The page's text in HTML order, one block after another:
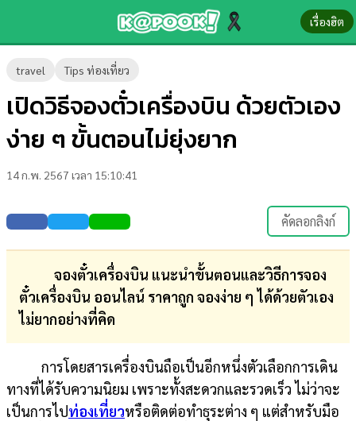
เรื่องฮิต
travel Tips ท่องเที่ยว
เปิดวิธีจองตั๋วเครื่องบิน ด้วยตัวเอง
ง่าย ๆ ขั้นตอนไม่ยุ่งยาก
14 ก.พ. 2567 เวลา 15:10:41
คัดลอกลิงก์
จองตั๋วเครื่องบิน แนะนำขั้นตอนและวิธีการจอง
ตั๋วเครื่องบิน ออนไลน์ ราคาถูก จองง่าย ๆ ได้ด้วยตัวเอง
ไม่ยากอย่างที่คิด
การโดยสารเครื่องบินถือเป็นอีกหนึ่งตัวเลือกการเดิน
ทางที่ได้รับความนิยม เพราะทั้งสะดวกและรวดเร็ว ไม่ว่าจะ
เป็นการไปท่องเที่ยวหรือติดต่อทำธุระต่าง ๆ แต่สำหรับมือ
ข่าว-
ความ
รู้
บันเทิง
ตรวจ
ผล
บอล
สด
การ
เงิน